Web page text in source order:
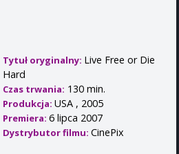
Tytuł oryginalny: Live Free or Die
Hard
Czas trwania: 130 min.
Produkcja: USA , 2005
Premiera: 6 lipca 2007
Dystrybutor filmu: CinePix